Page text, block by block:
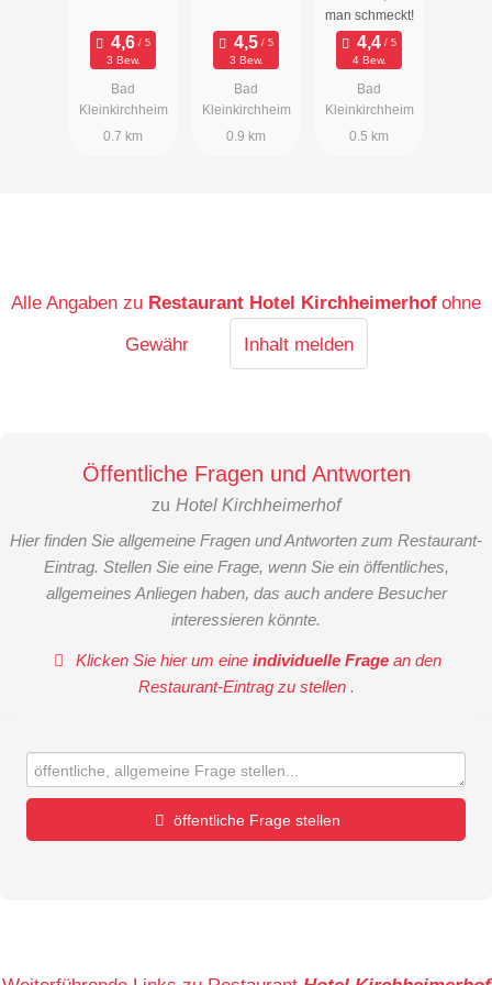
3 Bew.
Bad
Kleinkirchheim
0.7 km
3 Bew.
Bad
Kleinkirchheim
0.9 km
man schmeckt!
4 Bew.
Bad
Kleinkirchheim
0.5 km
Alle Angaben zu Restaurant Hotel Kirchheimerhof ohne
Gewähr
Inhalt melden
Öffentliche Fragen und Antworten
zu Hotel Kirchheimerhof
Hier finden Sie allgemeine Fragen und Antworten zum Restaurant-
Eintrag. Stellen Sie eine Frage, wenn Sie ein öffentliches,
allgemeines Anliegen haben, das auch andere Besucher
interessieren könnte.
Klicken Sie hier um eineindividuelle Frage an den
Restaurant-Eintrag zu stellen .
öffentliche Frage stellen